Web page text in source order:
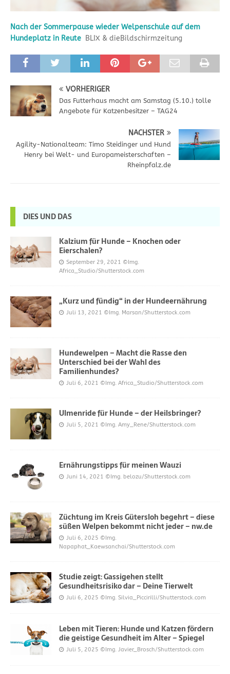
Nach der Sommerpause wieder Welpenschule auf dem
Hundeplatz in Reute BLIX & dieBildschirmzeitung
VORHERIGER
Das Futterhaus macht am Samstag (5.10.) tolle
Angebote für Katzenbesitzer – TAG24
NÄCHSTER
Agility-​Nationalteam: Timo Stei­din­ger und Hund
Henry bei Welt- und Eu­ro­pa­meis­ter­schaf­ten –
Rheinpfalz.de
DIES UND DAS
Kalzium für Hunde – Knochen oder
Eierschalen?
September 29, 2021 ©Img.
Africa_Studio/Shutterstock.com
„Kurz und fündig“ in der Hundeernährung
Juli 13, 2021 ©Img. Marsan/Shutterstock.com
Hundewelpen – Macht die Rasse den
Unterschied bei der Wahl des
Familienhundes?
Juli 6, 2021 ©Img. Africa_Studio/Shutterstock.com
Ulmenride für Hunde – der Heilsbringer?
Juli 5, 2021 ©Img. Amy_Rene/Shutterstock.com
Ernährungstipps für meinen Wauzi
Juni 14, 2021 ©Img. belozu/Shutterstock.com
Züchtung im Kreis Gütersloh begehrt – diese
süßen Welpen bekommt nicht jeder – nw.de
Juli 6, 2025 ©Img.
Napaphat_Kaewsanchai/Shutterstock.com
Studie zeigt: Gassigehen stellt
Gesundheitsrisiko dar – Deine Tierwelt
Juli 6, 2025 ©Img. Silvia_Piccirilli/Shutterstock.com
Leben mit Tieren: Hunde und Katzen fördern
die geistige Gesundheit im Alter – Spiegel
Juli 5, 2025 ©Img. Javier_Brosch/Shutterstock.com